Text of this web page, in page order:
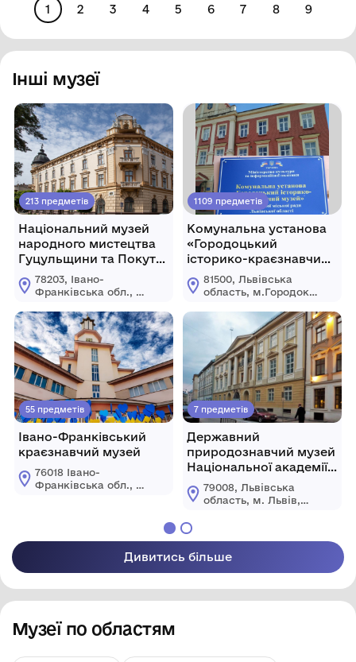
району
Миколаївської
району
Миколаївської
1 2 3 4 5 6 7 8 9
Інші музеї
213 предметів
Національний музей
народного мистецтва
Гуцульщини та Покуття
імені Й. Кобринського
78203, Івано-
Франківська обл., м.
Театральна, 25
55 предметів
Івано-Франківський
краєзнавчий музей
76018 Івано-
Франківська обл., м.
1109 предметів
Комунальна установа
«Городоцький
історико-краєзнавчий
музей» Городоцької
міської ради Львівської
81500, Львівська
область, м.Городок,
Б.Хмельницького, 2
7 предметів
Державний
природознавчий музей
Національної академії
наук України
79008, Львівська
область, м. Львів,
Дивитись більше
Музеї по областям